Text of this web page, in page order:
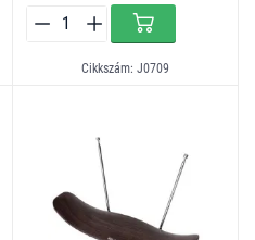
Cikkszám: J0709